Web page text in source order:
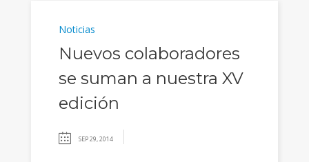
Noticias
Nuevos colaboradores
se suman a nuestra XV
edición
SEP 29, 2014